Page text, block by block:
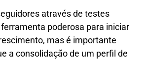
através de testes
poderosa para iniciar
mas é importante
a consolidação de um perfil de